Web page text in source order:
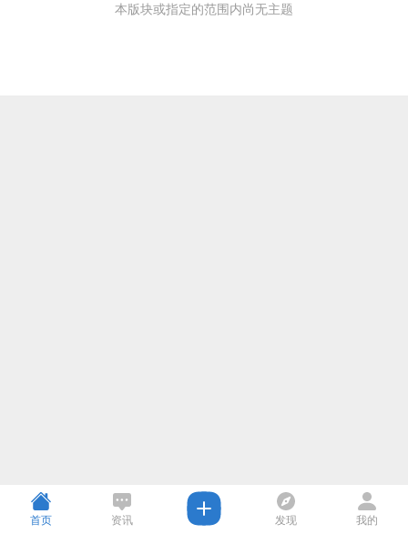
本版块或指定的范围内尚无主题
首页 资讯 发现 我的